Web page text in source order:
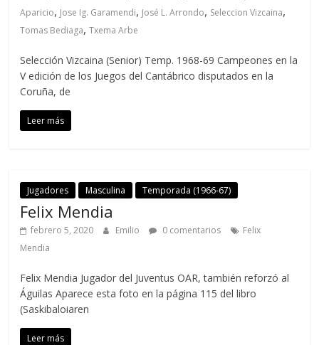
Aparicio, Jose Ig. Garamendi, José L. Arrondo, Seleccion Vizcaina,
Tomas Bediaga,Txema Arbe
Selección Vizcaina (Senior) Temp. 1968-69 Campeones en la
V edición de los Juegos del Cantábrico disputados en la
Coruña, de
Leer más
Jugadores Masculina Temporada (1966-67)
Felix Mendia
febrero 5, 2020 Emilio 0 comentarios
Felix
Mendia
Felix Mendia Jugador del Juventus OAR, también reforzó al
Águilas Aparece esta foto en la página 115 del libro
(Saskibaloiaren
Leer más